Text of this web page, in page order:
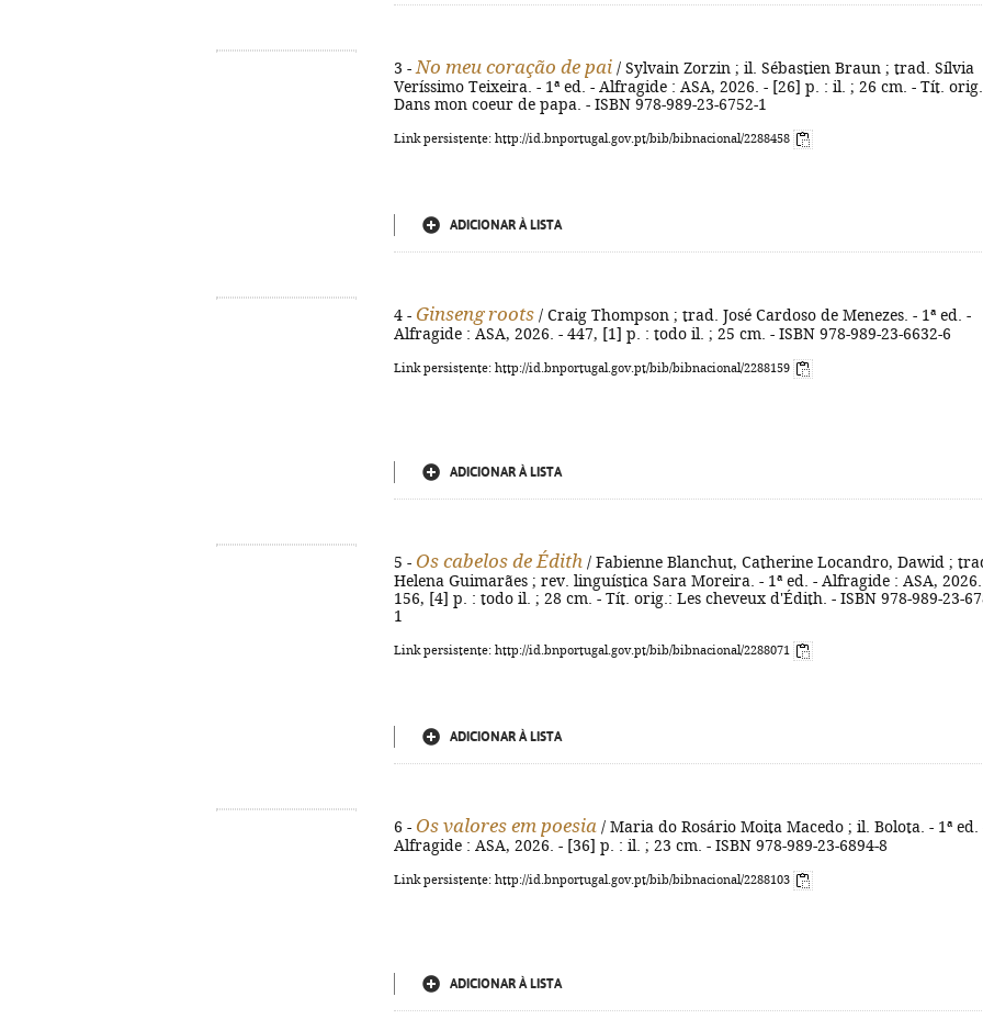
3 - No meu coração de pai / Sylvain Zorzin ; il. Sébastien Braun ; trad. Sílvia
Veríssimo Teixeira. - 1ª ed. - Alfragide : ASA, 2026. - [26] p. : il. ; 26 cm. - Tít.
Dans mon coeur de papa. - ISBN 978-989-23-6752-1
Link persistente: http://id.bnportugal.gov.pt/bib/bibnacional/2288458
ADICIONAR À LISTA
4 - Ginseng roots / Craig Thompson ; trad. José Cardoso de Menezes. - 1ª ed. -
Alfragide : ASA, 2026. - 447, [1] p. : todo il. ; 25 cm. - ISBN 978-989-23-6632-6
Link persistente: http://id.bnportugal.gov.pt/bib/bibnacional/2288159
ADICIONAR À LISTA
5 - Os cabelos de Édith / Fabienne Blanchut, Catherine Locandro, Dawid ;
Helena Guimarães ; rev. linguística Sara Moreira. - 1ª ed. - Alfragide : ASA,
156, [4] p. : todo il. ; 28 cm. - Tít. orig.: Les cheveux d'Édith. - ISBN 978-989-23-
1
Link persistente: http://id.bnportugal.gov.pt/bib/bibnacional/2288071
ADICIONAR À LISTA
6 - Os valores em poesia / Maria do Rosário Moita Macedo ; il. Bolota. - 1ª ed.
Alfragide : ASA, 2026. - [36] p. : il. ; 23 cm. - ISBN 978-989-23-6894-8
Link persistente: http://id.bnportugal.gov.pt/bib/bibnacional/2288103
ADICIONAR À LISTA